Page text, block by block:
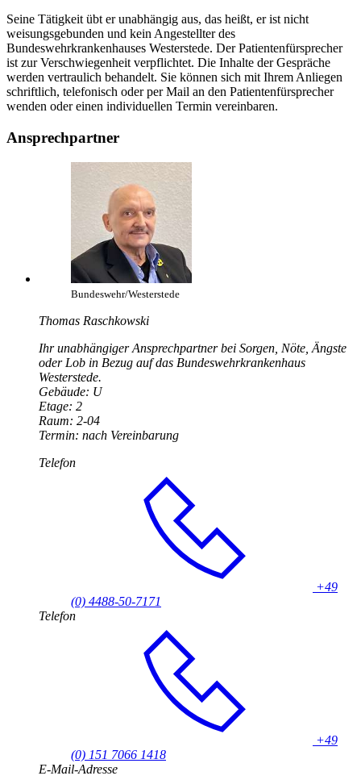
Seine Tätigkeit übt er unabhängig aus, das heißt, er ist nicht
weisungsgebunden und kein Angestellter des
Bundeswehrkrankenhauses Westerstede. Der Patientenfürsprecher
ist zur Verschwiegenheit verpflichtet. Die Inhalte der Gespräche
werden vertraulich behandelt. Sie können sich mit Ihrem Anliegen
schriftlich, telefonisch oder per Mail an den Patientenfürsprecher
wenden oder einen individuellen Termin vereinbaren.
Ansprechpartner
Bundeswehr/Westerstede
Thomas Raschkowski
Ihr unabhängiger Ansprechpartner bei Sorgen, Nöte, Ängste
oder Lob in Bezug auf das Bundeswehrkrankenhaus
Westerstede.
Gebäude: U
Etage: 2
Raum: 2-04
Termin: nach Vereinbarung
Telefon
+49
(0) 4488-50-7171
Telefon
+49
(0) 151 7066 1418
E-Mail-Adresse